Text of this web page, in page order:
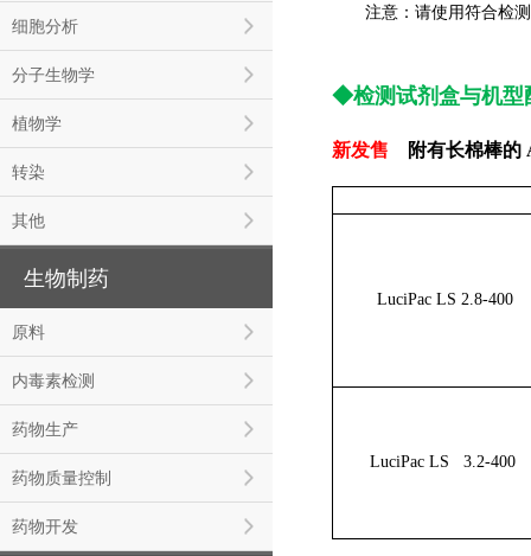
细胞分析
分子生物学
植物学
转染
其他
生物制药
原料
内毒素检测
药物生产
药物质量控制
药物开发
注意：请使用符合检测
◆检测试剂盒与机型
新发售 附有长棉棒的
LuciPac LS 2.8-400
LuciPac LS 3.2-400